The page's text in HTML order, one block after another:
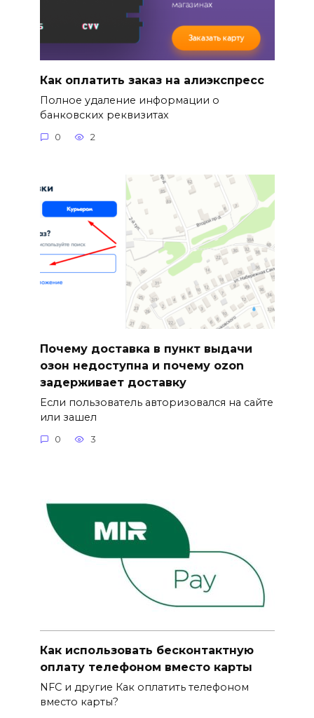
Как оплатить заказ на алиэкспресс
Полное удаление информации о
банковских реквизитах
0 2
Почему доставка в пункт выдачи
озон недоступна и почему ozon
задерживает доставку
Если пользователь авторизовался на сайте
или зашел
0 3
Как использовать бесконтактную
оплату телефоном вместо карты
NFC и другие Как оплатить телефоном
вместо карты?